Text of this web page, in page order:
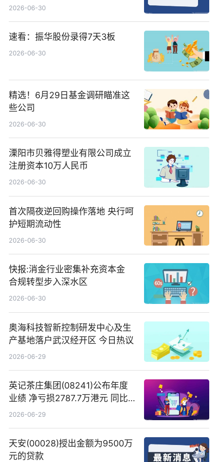
2026-06-30
速看：振华股份录得7天3板
2026-06-30
精选！6月29日基金调研瞄准这
些公司
2026-06-30
溧阳市贝雅得塑业有限公司成立
注册资本10万人民币
2026-06-30
首次隔夜逆回购操作落地 央行呵
护短期流动性
2026-06-30
快报:消金行业密集补充资本金
合规转型步入深水区
2026-06-30
奥海科技智新控制研发中心及生
产基地落户武汉经开区 今日热议
2026-06-29
英记茶庄集团(08241)公布年度
业绩 净亏损2787.7万港元 同比
扩大65.15% 焦点速读
2026-06-29
天安(00028)授出金额为9500万
元的贷款